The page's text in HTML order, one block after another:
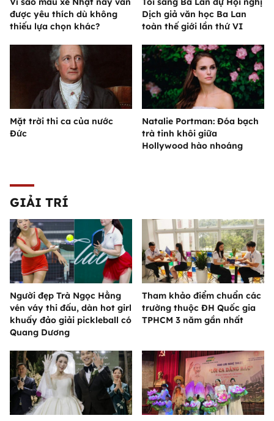
được yêu thích dù không
thiếu lựa chọn khác?
Dịch giả văn học Ba Lan
toàn thế giới lần thứ VI
Mặt trời thi ca của nước
Đức
Natalie Portman: Đóa bạch
trà tinh khôi giữa
Hollywood hào nhoáng
GIẢI TRÍ
Người đẹp Trà Ngọc Hằng
vén váy thi đấu, dàn hot girl
khuấy đảo giải pickleball có
Quang Dương
Tham khảo điểm chuẩn các
trường thuộc ĐH Quốc gia
TPHCM 3 năm gần nhất